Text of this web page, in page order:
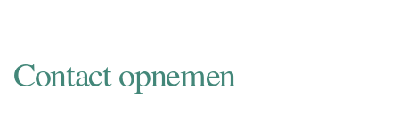
Contact opnemen